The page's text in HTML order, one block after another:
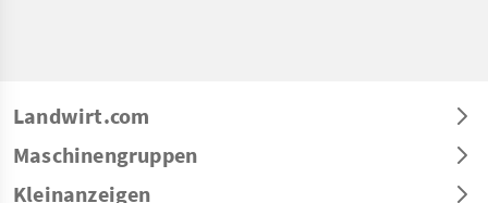
Landwirt.com
Maschinengruppen
Kleinanzeigen